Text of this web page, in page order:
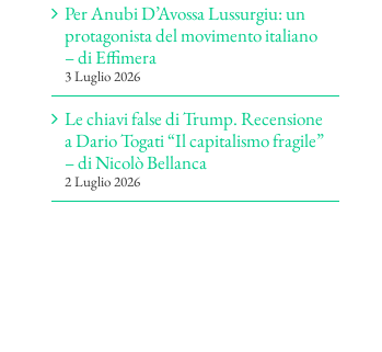
Per Anubi D’Avossa Lussurgiu: un
protagonista del movimento italiano
– di Effimera
3 Luglio 2026
Le chiavi false di Trump. Recensione
a Dario Togati “Il capitalismo fragile”
– di Nicolò Bellanca
2 Luglio 2026